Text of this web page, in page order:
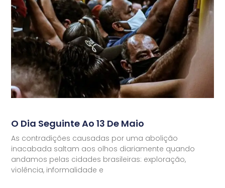
O Dia Seguinte Ao 13 De Maio
As contradições causadas por uma abolição
inacabada saltam aos olhos diariamente quando
andamos pelas cidades brasileiras: exploração,
violência, informalidade e